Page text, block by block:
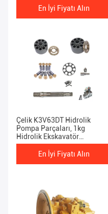
En İyi Fiyatı Alın
Çelik K3V63DT Hidrolik
Pompa Parçaları, 1kg
Hidrolik Ekskavatör
Bileşenleri
En İyi Fiyatı Alın